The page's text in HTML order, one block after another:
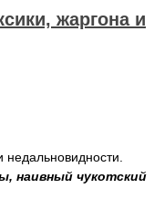
жаргона и
недальновидности.
наивный чукотский